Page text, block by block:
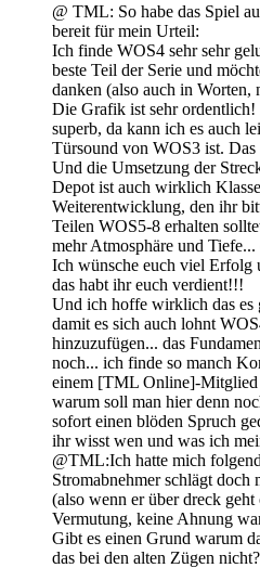
@ TML: So habe das Spiel
bereit für mein Urteil:
Ich finde WOS4 sehr sehr
beste Teil der Serie und
danken (also auch in
Die Grafik ist sehr
superb, da kann ich es auch
Türsound von WOS3 ist.
Und die Umsetzung der
Depot ist auch wirklich
Weiterentwicklung, den ihr
Teilen WOS5-8 erhalten
mehr Atmosphäre und
Ich wünsche euch viel Erfolg
das habt ihr euch verdient!!!
Und ich hoffe wirklich das es
damit es sich auch lohnt
hinzuzufügen... das
noch... ich finde so manch
einem [TML Online]-Mitglied
warum soll man hier denn
sofort einen blöden Spruch
ihr wisst wen und was ich
@TML:Ich hatte mich
Stromabnehmer schlägt
(also wenn er über dreck
Vermutung, keine Ahnung
Gibt es einen Grund warum
das bei den alten Zügen